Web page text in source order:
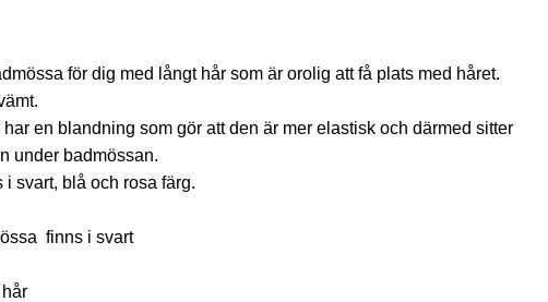
för dig med långt hår som är orolig att få plats med håret.
en blandning som gör att den är mer elastisk och därmed sitter
under badmössan.
i svart, blå och rosa färg.
finns i svart